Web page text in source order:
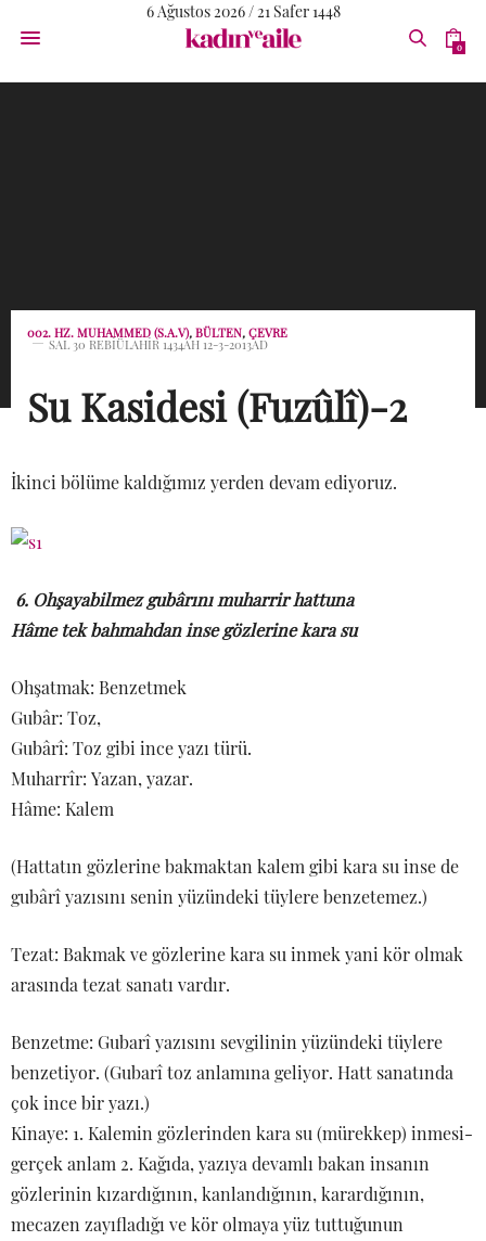
6 Ağustos 2026 / 21 Safer 1448
0
002. HZ. MUHAMMED (S.A.V), BÜLTEN, ÇEVRE
SAL 30 REBIÜLAHIR 1434AH 12-3-2013AD
Su Kasidesi (Fuzûlî)-2
İkinci bölüme kaldığımız yerden devam ediyoruz.
6. Ohşayabilmez gubârını muharrir hattuna
Hâme tek bahmahdan inse gözlerine kara su
Ohşatmak: Benzetmek
Gubâr: Toz,
Gubârî: Toz gibi ince yazı türü.
Muharrîr: Yazan, yazar.
Hâme: Kalem
(Hattatın gözlerine bakmaktan kalem gibi kara su inse de
gubârî yazısını senin yüzündeki tüylere benzetemez.)
Tezat: Bakmak ve gözlerine kara su inmek yani kör olmak
arasında tezat sanatı vardır.
Benzetme: Gubarî yazısını sevgilinin yüzündeki tüylere
benzetiyor. (Gubarî toz anlamına geliyor. Hatt sanatında
çok ince bir yazı.)
Kinaye: 1. Kalemin gözlerinden kara su (mürekkep) inmesi-
gerçek anlam 2. Kağıda, yazıya devamlı bakan insanın
gözlerinin kızardığının, kanlandığının, karardığının,
mecazen zayıfladığı ve kör olmaya yüz tuttuğunun